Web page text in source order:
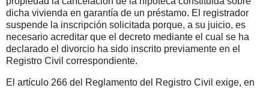
dicha vivienda en garantía de un préstamo. El registrador
suspende la inscripción solicitada porque, a su juicio, es
necesario acreditar que el decreto mediante el cual se ha
declarado el divorcio ha sido inscrito previamente en el
Registro Civil correspondiente.
El artículo 266 del Reglamento del Registro Civil exige, en